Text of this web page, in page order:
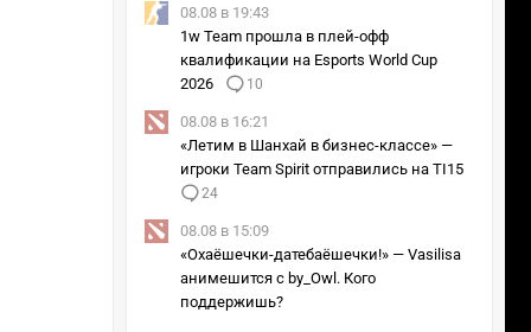
08.08 в 19:43
1w Team прошла в плей-офф
квалификации на Esports World Cup
2026
10
08.08 в 16:21
«Летим в Шанхай в бизнес-классе» —
игроки Team Spirit отправились на TI15
24
08.08 в 15:09
«Охаёшечки-датебаёшечки!» — Vasilisa
анимешится с by_Owl. Кого
поддержишь?